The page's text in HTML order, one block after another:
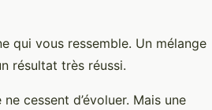
qui vous ressemble. Un mélange
résultat très réussi.
cessent d’évoluer. Mais une